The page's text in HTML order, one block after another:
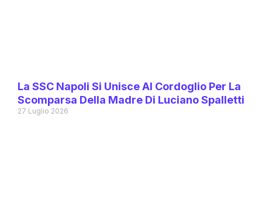
La SSC Napoli Si Unisce Al Cordoglio Per La
Scomparsa Della Madre Di Luciano Spalletti
27 Luglio 2026